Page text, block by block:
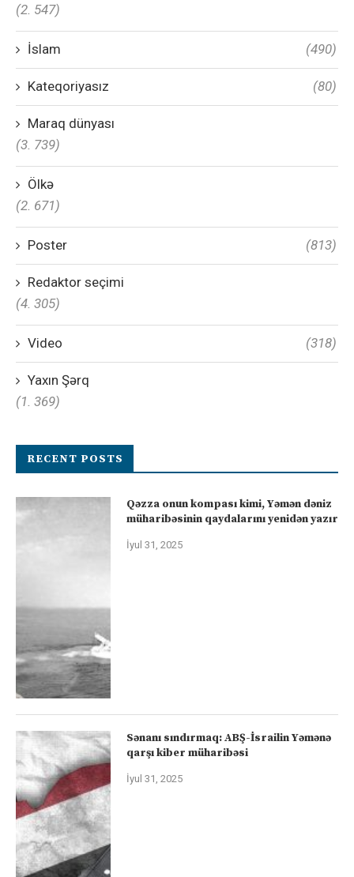
(2. 547)
İslam (490)
Kateqoriyasız (80)
Maraq dünyası
(3. 739)
Ölkə
(2. 671)
Poster (813)
Redaktor seçimi
(4. 305)
Video (318)
Yaxın Şərq
(1. 369)
RECENT POSTS
Qəzza onun kompası kimi, Yəmən dəniz
müharibəsinin qaydalarını yenidən yazır
İyul 31, 2025
Sənanı sındırmaq: ABŞ-İsrailin Yəmənə
qarşı kiber müharibəsi
İyul 31, 2025